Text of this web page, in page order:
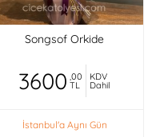
Songsof Orkide
3600 ,00
TL
KDV
Dahil
İstanbul'a Aynı Gün